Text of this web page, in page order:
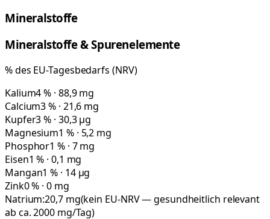
Mineralstoffe
Mineralstoffe & Spurenelemente
% des EU-Tagesbedarfs (NRV)
Kalium4 % · 88,9 mg
Calcium3 % · 21,6 mg
Kupfer3 % · 30,3 µg
Magnesium1 % · 5,2 mg
Phosphor1 % · 7 mg
Eisen1 % · 0,1 mg
Mangan1 % · 14 µg
Zink0 % · 0 mg
Natrium:20,7mg(kein EU-NRV — gesundheitlich relevant
ab ca. 2000 mg/Tag)